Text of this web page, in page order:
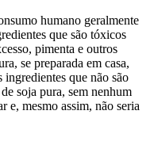
humano geralmente
que são tóxicos
pimenta e outros
se preparada em casa,
que não são
soja pura, sem nenhum
e, mesmo assim, não seria